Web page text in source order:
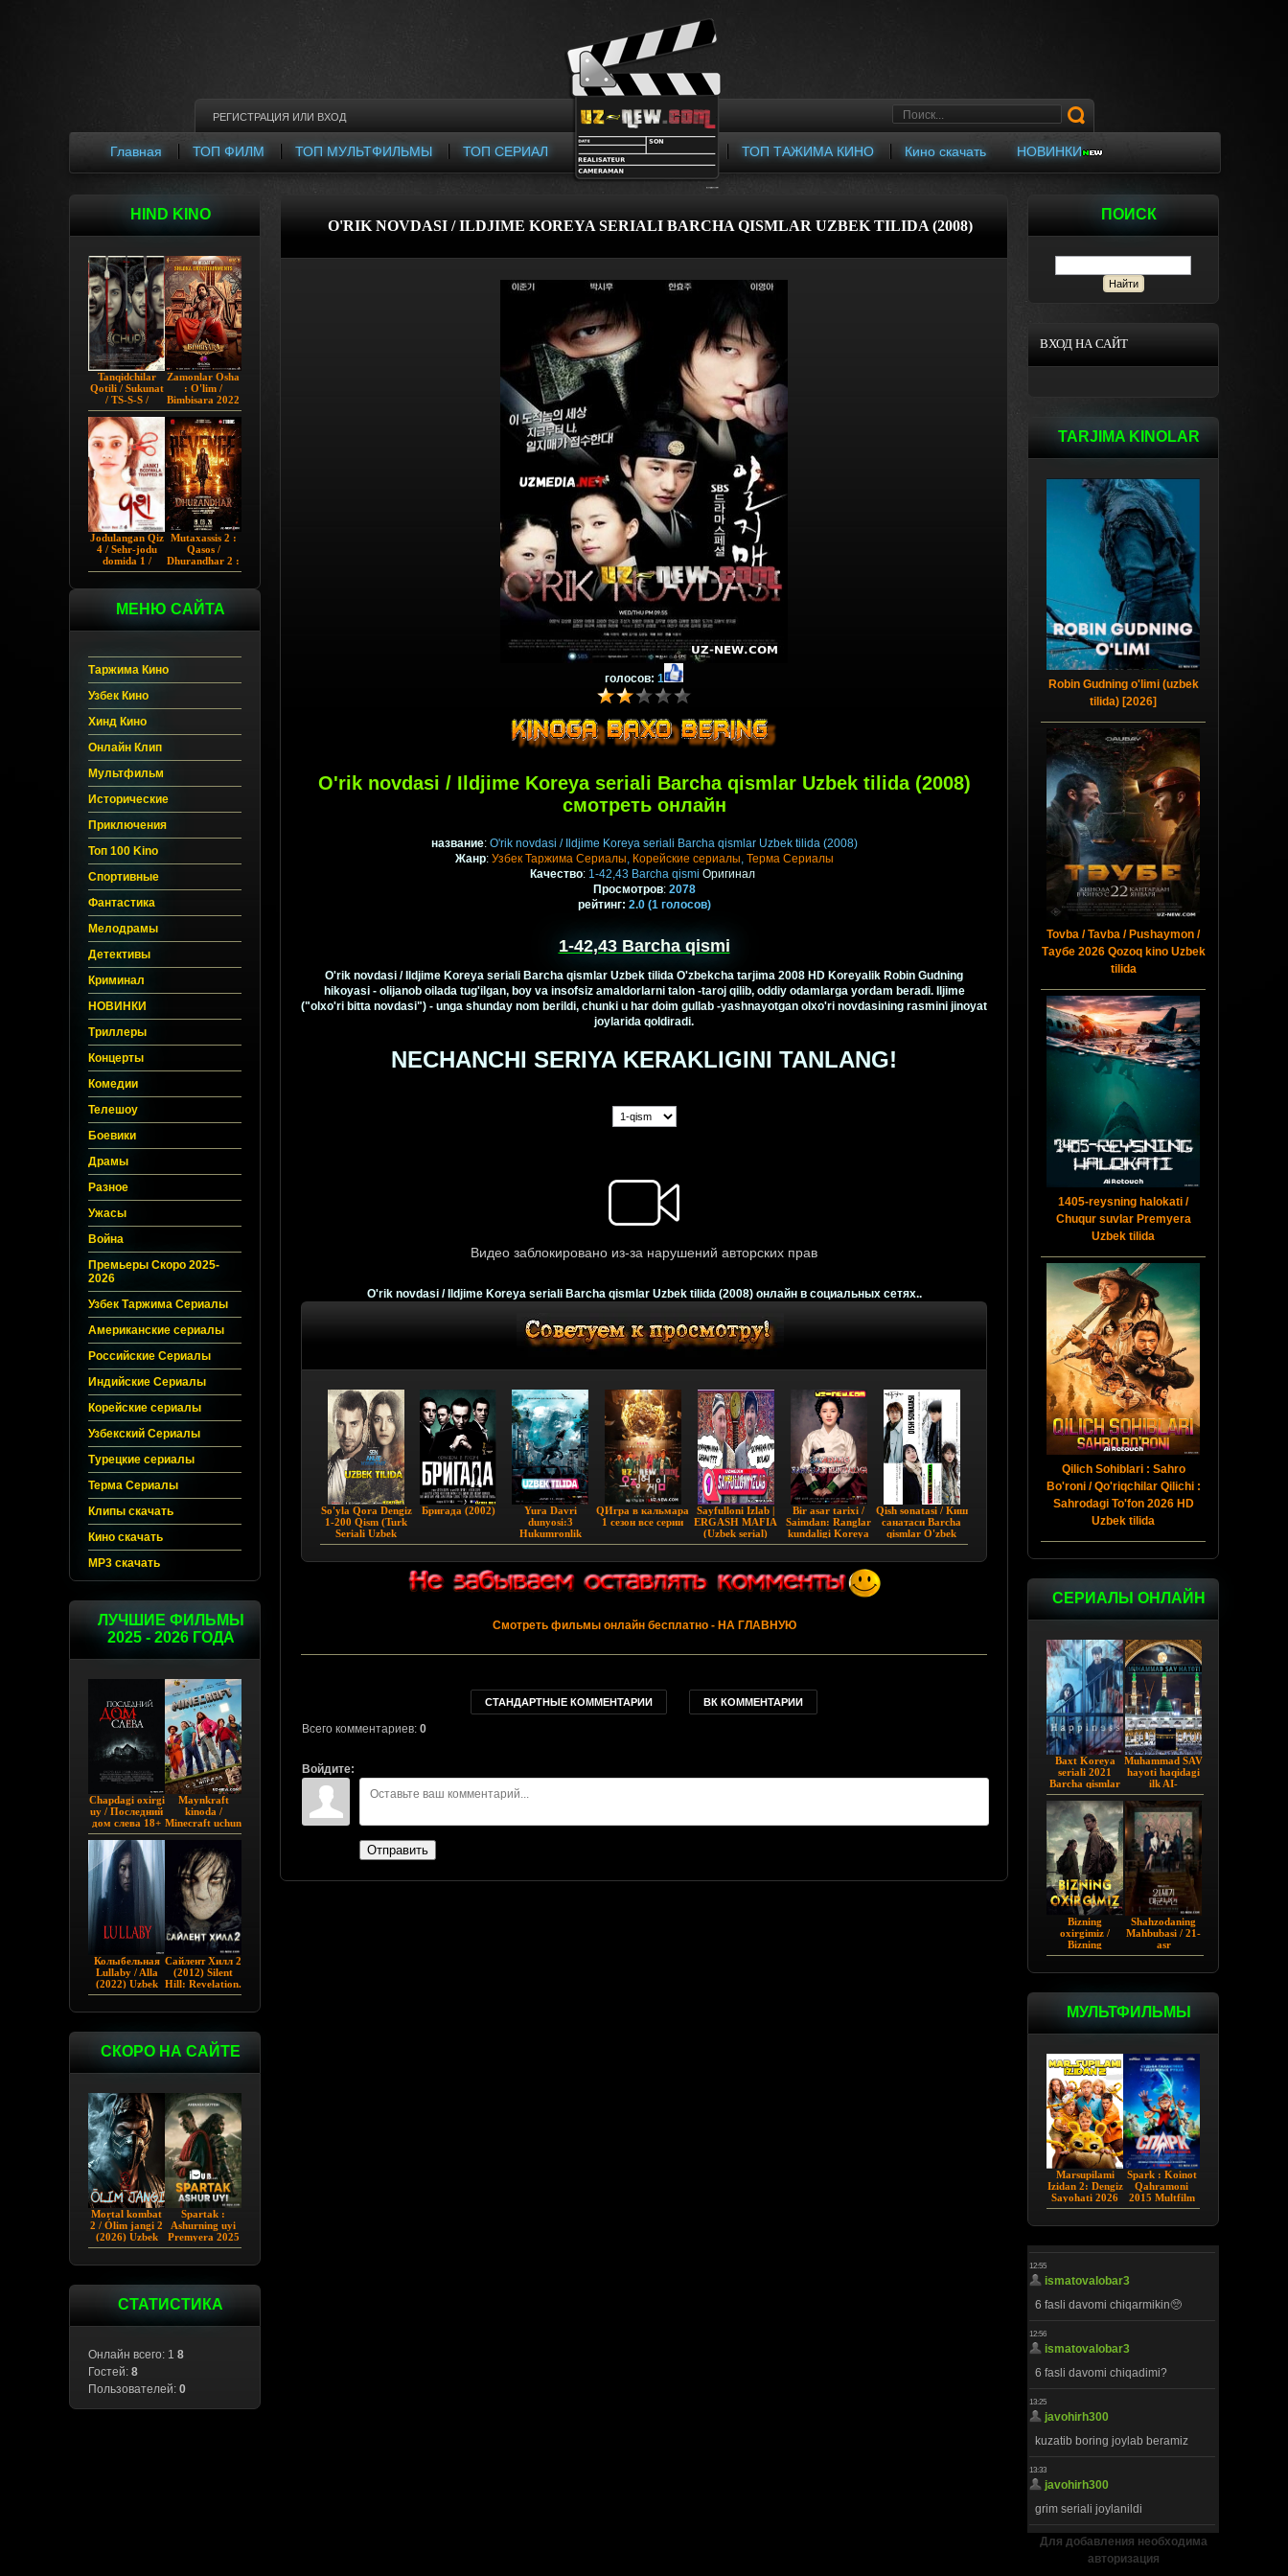
РЕГИСТРАЦИЯ ИЛИ ВХОД
ТОП СЕРИАЛ
ТОП МУЛЬТФИЛЬМЫ
ТОП ФИЛМ
Главная ТОП ТАЖИМА КИНО Кино скачать НОВИНКИ
HIND KINO
Tanqidchilar
Qotili / Sukunat
/ TS-S-S /
Jimjitlik
Ortidagi Sir /
Chup 2022 HD
Hind kino
Zamonlar Osha
: O'lim /
Bimbisara 2022
Hind kino
Uzbek tilida
Jodulangan Qiz
4 / Sehr-jodu
domida 1 /
Egallangan 1 /
Hind kino
Uzbek tilida
Mutaxassis 2 :
Qasos /
Dhurandhar 2 :
Intiqom 2026
МЕНЮ САЙТА
Таржима Кино
Узбек Кино
Хинд Кино
Онлайн Клип
Мультфильм
Исторические
Приключения
Топ 100 Kino
Спортивные
Фантастика
Мелодрамы
Детективы
Криминал
НОВИНКИ
Триллеры
Концерты
Комедии
Телешоу
Боевики
Драмы
Разное
Ужасы
Война
Премьеры Скоро 2025-
2026
Узбек Таржима Сериалы
Американские сериалы
Российские Сериалы
Индийские Сериалы
Корейские сериалы
Узбекский Сериалы
Турецкие сериалы
Терма Сериалы
Клипы скачать
Кино скачать
MP3 скачать
ЛУЧШИЕ ФИЛЬМЫ
2025 - 2026 ГОДА
Chapdagi oxirgi
uy / Последний
дом слева 18+
(2009)
Maynkraft
kinoda /
Minecraft uchun
film / Maygiraft
2025 AQSH
filmi
Колыбельная
Lullaby / Alla
(2022) Uzbek
tilida
Сайлент Хилл 2
(2012) Silent
Hill: Revelation.
СКОРО НА САЙТЕ
Mortal kombat
2 / Ólim jangi 2
(2026) Uzbek
tilida
Spartak :
Ashurning uyi
Premyera 2025
Barcha qismlar
СТАТИСТИКА
Онлайн всего: 1 8
Гостей: 8
Пользователей: 0
ПОИСК
ВХОД НА САЙТ
TARJIMA KINOLAR
Robin Gudning o'limi (uzbek
tilida) [2026]
Tovba / Tavba / Pushaymon /
Таубе 2026 Qozoq kino Uzbek
tilida
1405-reysning halokati /
Chuqur suvlar Premyera
Uzbek tilida
Qilich Sohiblari : Sahro
Bo'roni / Qo'riqchilar Qilichi :
Sahrodagi To'fon 2026 HD
Uzbek tilida
СЕРИАЛЫ ОНЛАЙН
Baxt Koreya
seriali 2021
Barcha qismlar
Uzbekcha
tarjima
Muhammad SAV
hayoti haqidagi
ilk AI-
vizuallashtirilgan
serial! - Yo
Rasululloh |
Barcha qismi
Bizning
oxirgimiz /
Bizning
so'ngimiz AQSh
tilida O'zbekcha
Shahzodaning
Mahbubasi / 21-
asr
Shaxzodasining
МУЛЬТФИЛЬМЫ
Marsupilami
Izidan 2: Dengiz
Sayohati 2026
HD Uzbek tilida
Spark : Koinot
Qahramoni
2015 Multfilm
Uzbek tilida
Для добавления необходима
авторизация
O'RIK NOVDASI / ILDJIME KOREYA SERIALI BARCHA QISMLAR UZBEK TILIDA (2008)
голосов: 1
O'rik novdasi / Ildjime Koreya seriali Barcha qismlar Uzbek tilida (2008)
смотреть онлайн
название: O'rik novdasi / Ildjime Koreya seriali Barcha qismlar Uzbek tilida (2008)
Жанр: Узбек Таржима Сериалы, Корейские сериалы, Терма Сериалы
Качество: 1-42,43 Barcha qismi Оригинал
Просмотров: 2078
рейтинг: 2.0 (1голосов)
1-42,43 Barcha qismi
O'rik novdasi / Ildjime Koreya seriali Barcha qismlar Uzbek tilida O'zbekcha tarjima 2008 HD Koreyalik Robin Gudning
hikoyasi - olijanob oilada tug'ilgan, boy va insofsiz amaldorlarni talon -taroj qilib, oddiy odamlarga yordam beradi. Iljime
("olxo'ri bitta novdasi") - unga shunday nom berildi, chunki u har doim gullab -yashnayotgan olxo'ri novdasining rasmini jinoyat
joylarida qoldiradi.
NECHANCHI SERIYA KERAKLIGINI TANLANG!
O'rik novdasi / Ildjime Koreya seriali Barcha qismlar Uzbek tilida (2008) онлайн в социальных сетях..
So'yla Qora Dengiz
1-200 Qism (Turk
Seriali Uzbek
Tilida) 2018
Бригада (2002)
Yura Davri
dunyosi:3
Hukumronlik
(2022) Yangi film
QИгра в кальмара
1 сезон все серии
Sayfulloni Izlab |
ERGASH MAFIA
(Uzbek serial)
Bir asar tarixi /
Saimdan: Ranglar
kundaligi Koreya
Seriali Barcha
Qish sonatasi / Киш
санатаси Barcha
qismlar O'zbek
tilida 2002 HD
Смотреть фильмы онлайн бесплатно- НА ГЛАВНУЮ
СТАНДАРТНЫЕ КОММЕНТАРИИ ВК КОММЕНТАРИИ
Всего комментариев: 0
Войдите:
Отправить